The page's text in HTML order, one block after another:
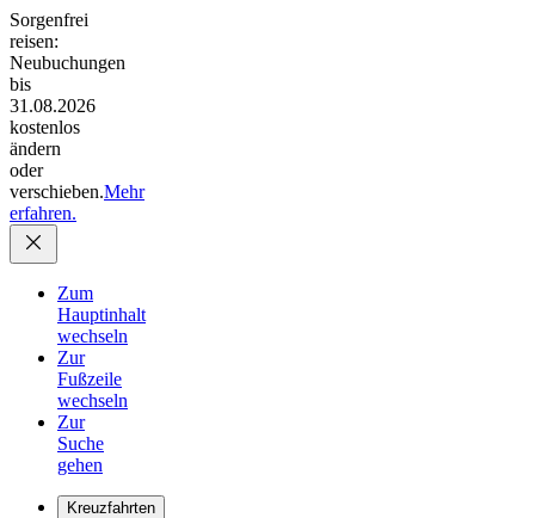
Sorgenfrei
reisen:
Neubuchungen
bis
31.08.2026
kostenlos
ändern
oder
verschieben.Mehr
erfahren.
Zum
Hauptinhalt
wechseln
Zur
Fußzeile
wechseln
Zur
Suche
gehen
Kreuzfahrten